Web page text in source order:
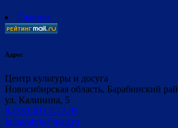
Главная
Адрес
Центр культуры и досуга
Новосибирская область, Барабинский
ул. Калинина, 5
8-(383-61) 7-27-95
kulturabrb@mail.ru